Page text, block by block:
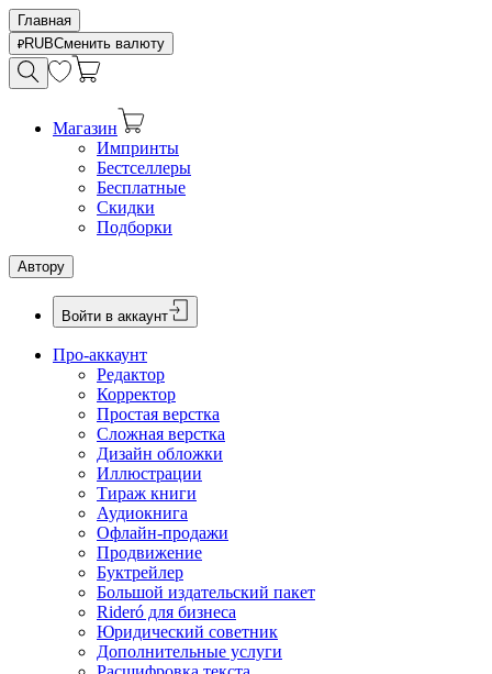
Главная
RUBСменить валюту
Магазин
Импринты
Бестселлеры
Бесплатные
Скидки
Подборки
Автору
Войти в аккаунт
Про-аккаунт
Редактор
Корректор
Простая верстка
Сложная верстка
Дизайн обложки
Иллюстрации
Тираж книги
Аудиокнига
Офлайн-продажи
Продвижение
Буктрейлер
Большой издательский пакет
Rideró для бизнеса
Юридический советник
Дополнительные услуги